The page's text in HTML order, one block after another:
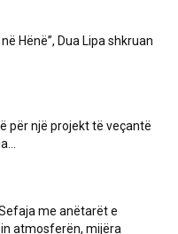
Hënë”, Dua Lipa shkruan
për një projekt të veçantë
me anëtarët e
atmosferën, mijëra